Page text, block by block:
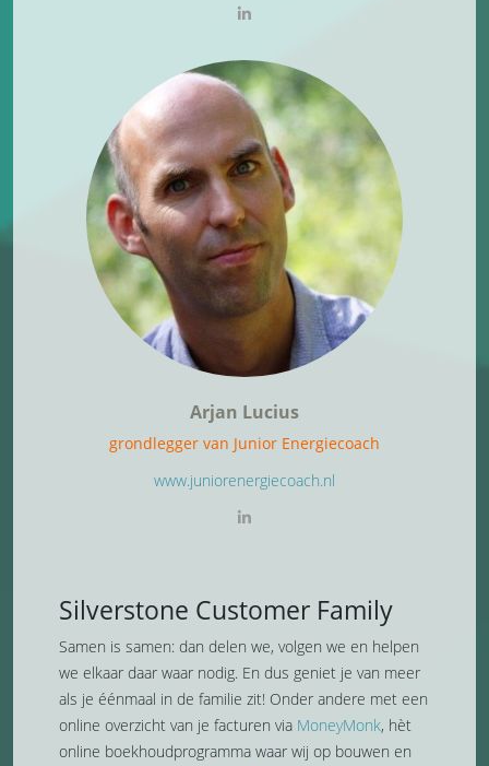
Arjan Lucius
grondlegger van Junior Energiecoach
www.juniorenergiecoach.nl
Silverstone Customer Family
Samen is samen: dan delen we, volgen we en helpen
we elkaar daar waar nodig. En dus geniet je van meer
als je éénmaal in de familie zit! Onder andere met een
online overzicht van je facturen via MoneyMonk, hèt
online boekhoudprogramma waar wij op bouwen en